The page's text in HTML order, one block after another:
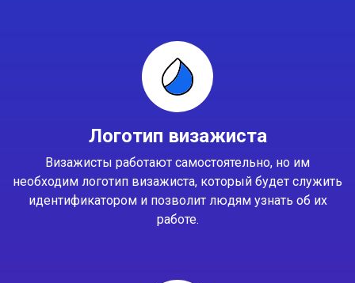
Логотип визажиста
Визажисты работают самостоятельно, но им
необходим логотип визажиста, который будет служить
идентификатором и позволит людям узнать об их
работе.